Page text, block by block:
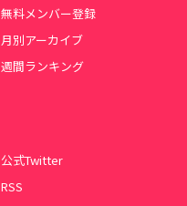
無料メンバー登録
月別アーカイブ
週間ランキング
公式Twitter
RSS